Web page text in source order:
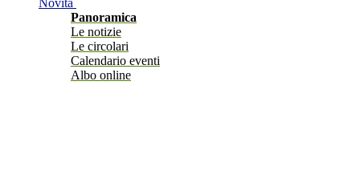
Novità
Panoramica
Le notizie
Le circolari
Calendario eventi
Albo online